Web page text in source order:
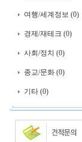
여행/세계정보 (0)
경제/재테크 (0)
사회/정치 (0)
종교/문화 (0)
기타 (0)